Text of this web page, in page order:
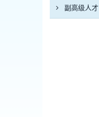
副高级人才